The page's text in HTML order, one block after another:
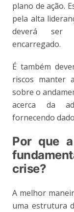
plano de ação.
pela alta
deverá ser
encarregado.
É também
riscos manter
sobre o
acerca da
fornecendo
Por que
crise?
A melhor
uma estrutura